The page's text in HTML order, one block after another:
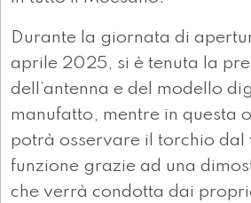
Durante la giornata di
aprile 2025, si è tenuta la
dell’antenna e del modello
manufatto, mentre in questa
potrà osservare il torchio dal
funzione grazie ad una
che verrà condotta dai